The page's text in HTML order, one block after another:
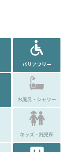
バリアフリー
お風呂・シャワー
キッズ・託児所